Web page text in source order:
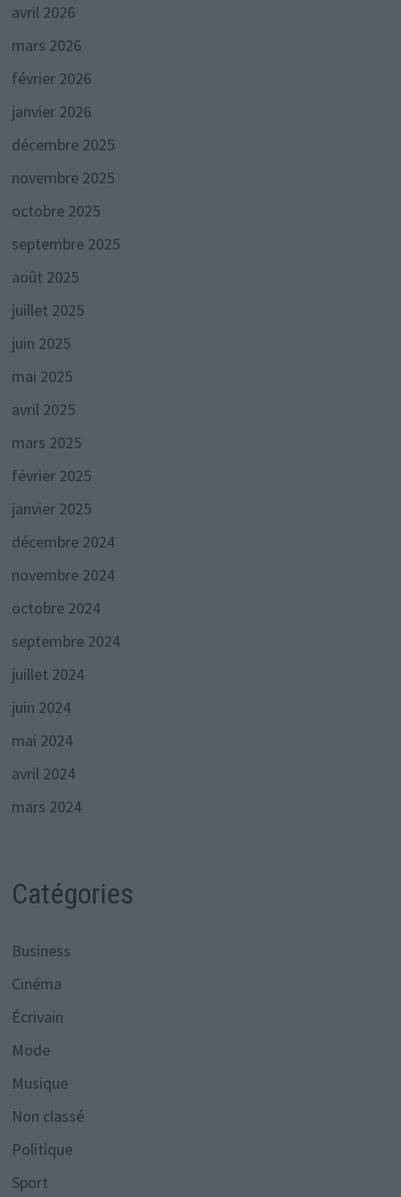
avril 2026
mars 2026
février 2026
janvier 2026
décembre 2025
novembre 2025
octobre 2025
septembre 2025
août 2025
juillet 2025
juin 2025
mai 2025
avril 2025
mars 2025
février 2025
janvier 2025
décembre 2024
novembre 2024
octobre 2024
septembre 2024
juillet 2024
juin 2024
mai 2024
avril 2024
mars 2024
Catégories
Business
Cinéma
Écrivain
Mode
Musique
Non classé
Politique
Sport